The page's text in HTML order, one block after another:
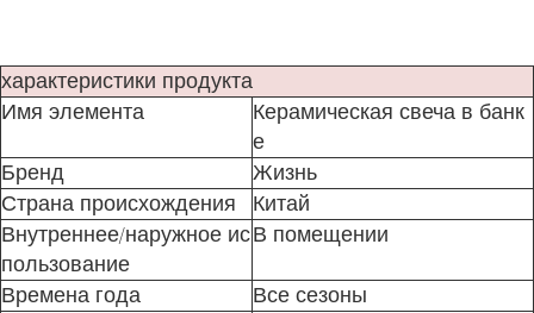
характеристики продукта
Имя элемента
Керамическая свеча в банк
е
Бренд
Жизнь
Страна происхождения
Китай
Внутреннее/наружное ис
пользование
В помещении
Времена года
Все сезоны